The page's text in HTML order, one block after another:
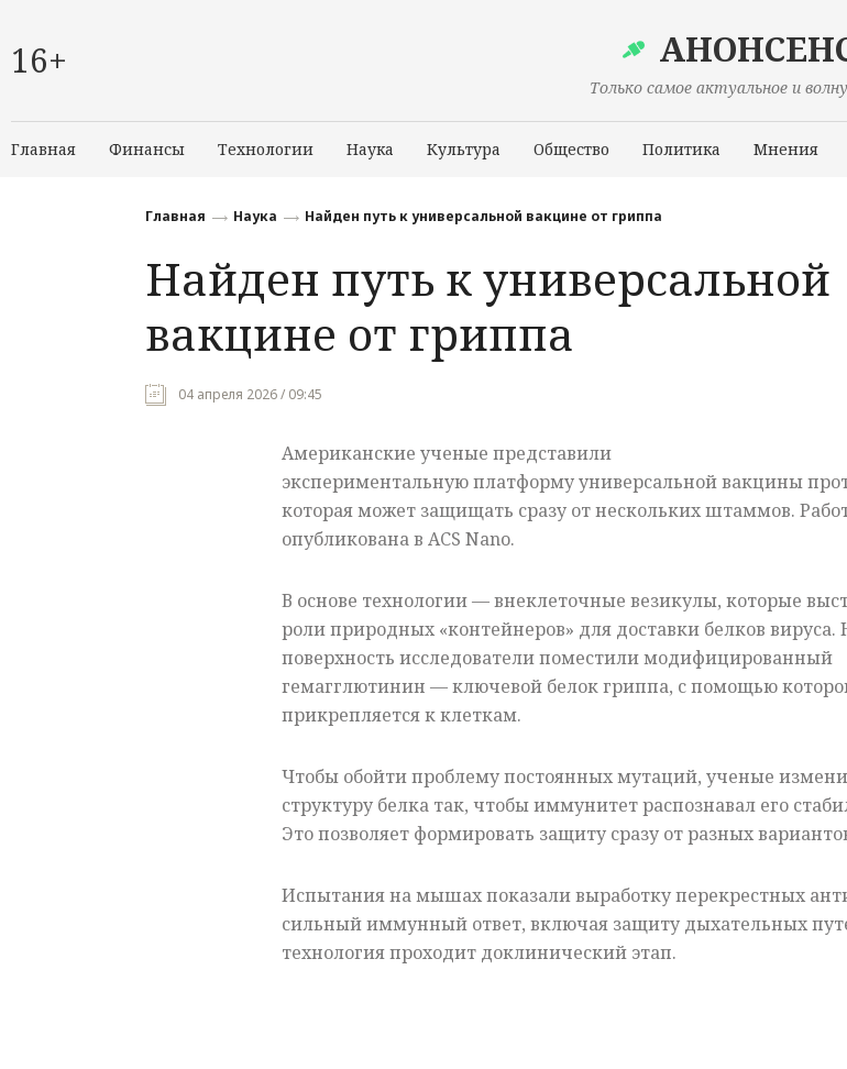
16+
Только самое актуальное и
Главная Финансы Технологии Наука Культура Общество Политика Мнения
Главная Наука Найден путь к универсальной вакцине от гриппа
Найден путь к универсальной
вакцине от гриппа
04 апреля 2026 / 09:45
Американские ученые представили
экспериментальную платформу универсальной вакцины
которая может защищать сразу от нескольких штаммов.
опубликована в ACS Nano.
В основе технологии — внеклеточные везикулы, которые
роли природных «контейнеров» для доставки белков вируса.
поверхность исследователи поместили модифицированный
гемагглютинин — ключевой белок гриппа, с помощью
прикрепляется к клеткам.
Чтобы обойти проблему постоянных мутаций, ученые
структуру белка так, чтобы иммунитет распознавал его
Это позволяет формировать защиту сразу от разных
Испытания на мышах показали выработку перекрестных
сильный иммунный ответ, включая защиту дыхательных
технология проходит доклинический этап.